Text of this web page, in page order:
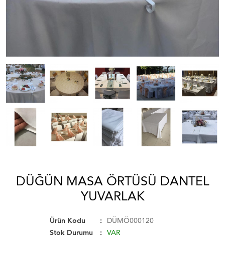
DÜĞÜN MASA ÖRTÜSÜ DANTEL
YUVARLAK
Ürün Kodu
DÜMÖ000120
Stok Durumu
VAR